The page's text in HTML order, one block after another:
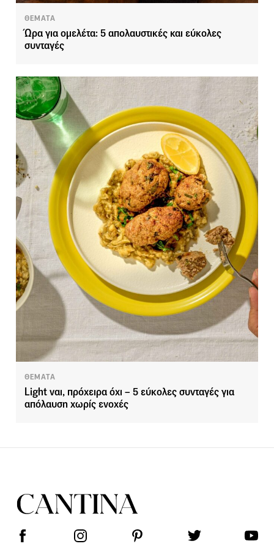
ΘΕΜΑΤΑ
Ώρα για ομελέτα: 5 απολαυστικές και εύκολες
συνταγές
ΘΕΜΑΤΑ
Light ναι, πρόχειρα όχι – 5 εύκολες συνταγές για
απόλαυση χωρίς ενοχές